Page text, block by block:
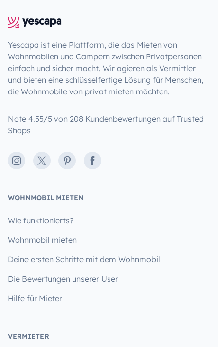
Yescapa ist eine Plattform, die das Mieten von
Wohnmobilen und Campern zwischen Privatpersonen
einfach und sicher macht. Wir agieren als Vermittler
und bieten eine schlüsselfertige Lösung für Menschen,
die Wohnmobile von privat mieten möchten.
Note 4.55/5 von 208 Kundenbewertungen auf Trusted
Shops
Instagram
X PinterestFacebook
WOHNMOBIL MIETEN
Wie funktionierts?
Wohnmobil mieten
Deine ersten Schritte mit dem Wohnmobil
Die Bewertungen unserer User
Hilfe für Mieter
VERMIETER